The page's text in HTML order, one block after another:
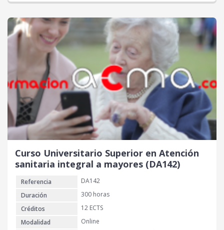
Curso Universitario Superior en Atención
sanitaria integral a mayores (DA142)
Referencia
DA142
Duración
300 horas
Créditos
12 ECTS
Modalidad
Online